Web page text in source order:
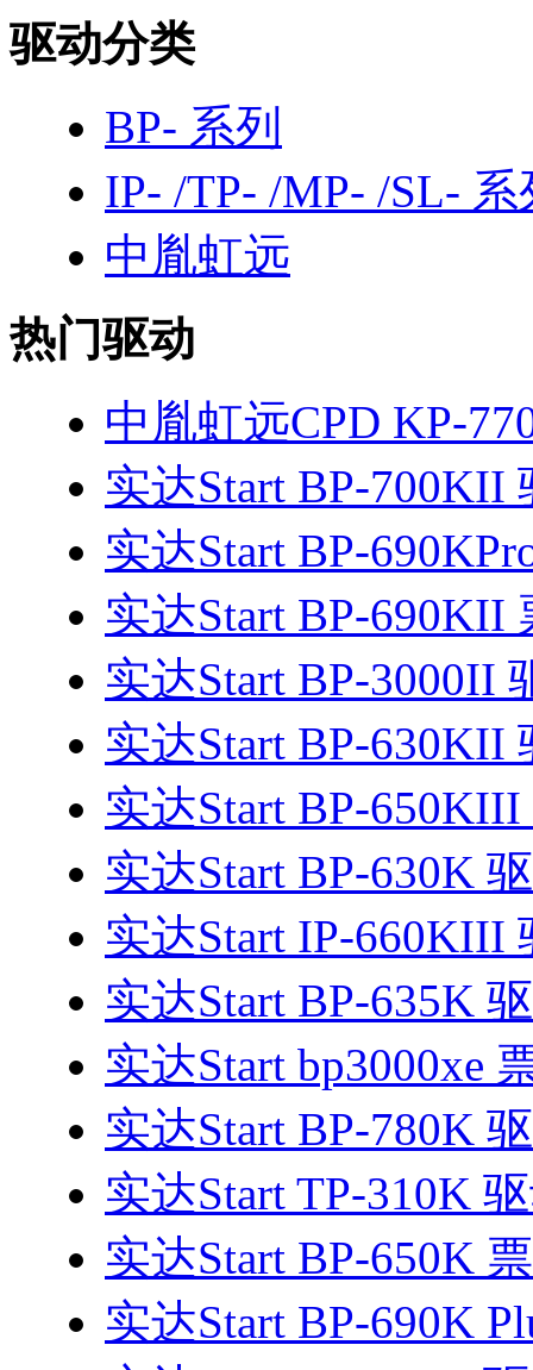
驱动分类
BP- 系列
IP- /TP- /MP- /SL- 系
中胤虹远
热门驱动
中胤虹远CPD KP-
实达Start BP-700KII
实达Start BP-
实达Start BP-690KII
实达Start BP-3000II
实达Start BP-630KII
实达Start BP-
实达Start BP-630K
实达Start IP-660KIII
实达Start BP-635K
实达Start bp3000xe
实达Start BP-780K
实达Start TP-310K
实达Start BP-650K
实达Start BP-690K